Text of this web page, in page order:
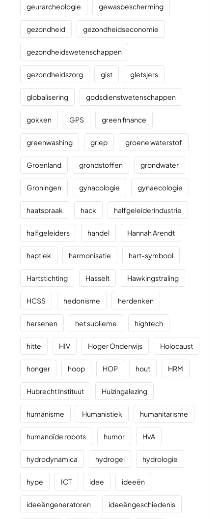
geurarcheologie gewasbescherming
gezondheid gezondheidseconomie
gezondheidswetenschappen
gezondheidszorg gist gletsjers
globalisering godsdienstwetenschappen
gokken GPS green finance
greenwashing griep groene waterstof
Groenland grondstoffen grondwater
Groningen gynacologie gynaecologie
haatspraak hack halfgeleiderindustrie
halfgeleiders handel Hannah Arendt
haptiek harmonisatie hart-symbool
Hartstichting Hasselt Hawkingstraling
HCSS hedonisme herdenken
hersenen het sublieme hightech
hitte HIV Hoger Onderwijs Holocaust
honger hoop HOP hout HRM
Hubrecht Instituut Huizingalezing
humanisme Humanistiek humanitarisme
humanoïde robots humor HvA
hydrodynamica hydrogel hydrologie
hype ICT idee ideeën
ideeëngeneratoren ideeëngeschiedenis